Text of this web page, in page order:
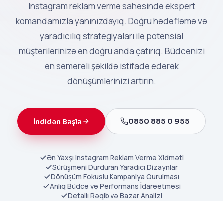
Instagram reklam vermə sahəsində ekspert
komandamızla yanınızdayıq. Doğru hədəfləmə və
yaradıcılıq strategiyaları ilə potensial
müştərilərinizə ən doğru anda çatırıq. Büdcənizi
ən səmərəli şəkildə istifadə edərək
dönüşümlərinizi artırın.
İndidən Başla 0850 885 0 955
Ən Yaxşı Instagram Reklam Vermə Xidməti
Sürüşməni Durduran Yaradıcı Dizaynlar
Dönüşüm Fokuslu Kampaniya Qurulması
Anlıq Büdcə və Performans İdarəetməsi
Detallı Rəqib və Bazar Analizi